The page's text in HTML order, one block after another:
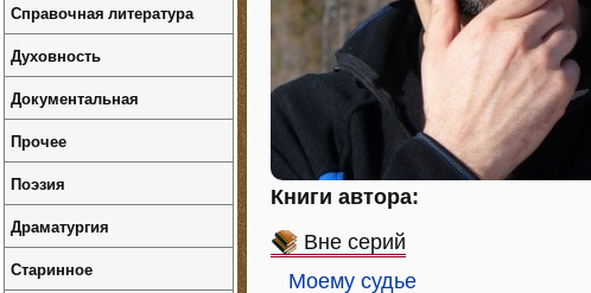
Книги автора:
Вне серий
Моему судье
Справочная литература
Духовность
Документальная
Прочее
Поэзия
Драматургия
Старинное